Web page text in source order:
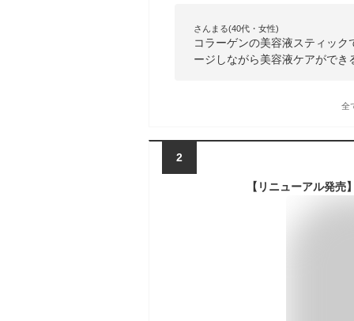
さんまる(40代・女性)
コラーゲンの美容液スティッ
ージしながら美容液ケアがで
全
2